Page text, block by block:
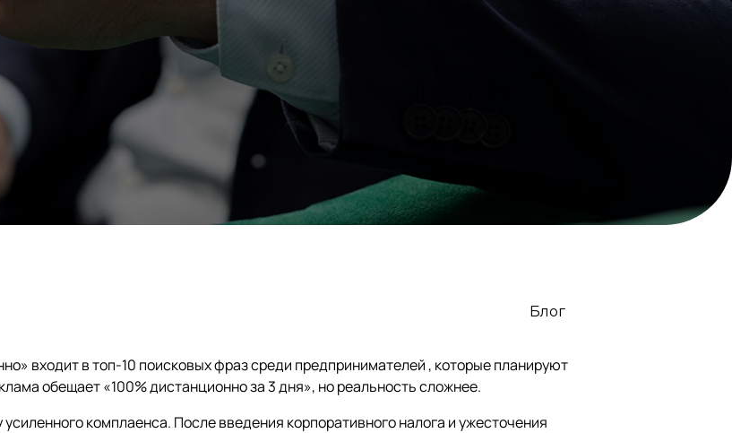
Блог
входит в топ-10 поисковых фраз среди предпринимателей , которые планируют
обещает «100% дистанционно за 3 дня», но реальность сложнее.
комплаенса. После введения корпоративного налога и ужесточения